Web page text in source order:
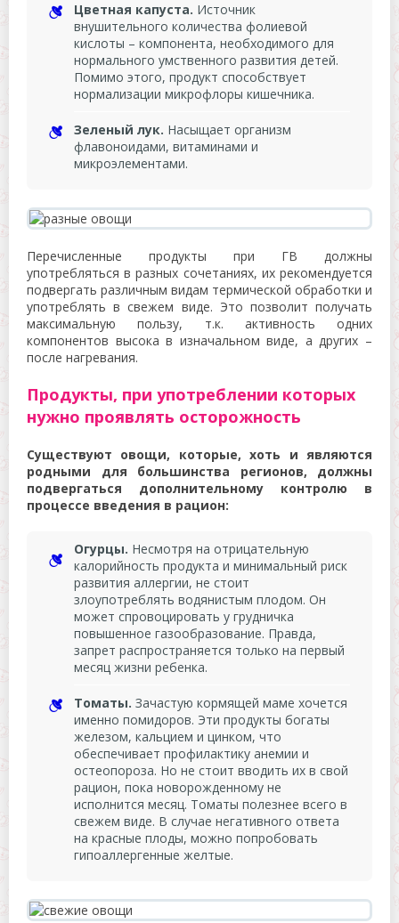
Цветная капуста. Источник
внушительного количества фолиевой
кислоты – компонента, необходимого для
нормального умственного развития детей.
Помимо этого, продукт способствует
нормализации микрофлоры кишечника.
Зеленый лук. Насыщает организм
флавоноидами, витаминами и
микроэлементами.
Перечисленные продукты при ГВ должны
употребляться в разных сочетаниях, их рекомендуется
подвергать различным видам термической обработки и
употреблять в свежем виде. Это позволит получать
максимальную пользу, т.к. активность одних
компонентов высока в изначальном виде, а других –
после нагревания.
Продукты, при употреблении которых
нужно проявлять осторожность
Существуют овощи, которые, хоть и являются
родными для большинства регионов, должны
подвергаться дополнительному контролю в
процессе введения в рацион:
Огурцы. Несмотря на отрицательную
калорийность продукта и минимальный риск
развития аллергии, не стоит
злоупотреблять водянистым плодом. Он
может спровоцировать у грудничка
повышенное газообразование. Правда,
запрет распространяется только на первый
месяц жизни ребенка.
Томаты. Зачастую кормящей маме хочется
именно помидоров. Эти продукты богаты
железом, кальцием и цинком, что
обеспечивает профилактику анемии и
остеопороза. Но не стоит вводить их в свой
рацион, пока новорожденному не
исполнится месяц. Томаты полезнее всего в
свежем виде. В случае негативного ответа
на красные плоды, можно попробовать
гипоаллергенные желтые.